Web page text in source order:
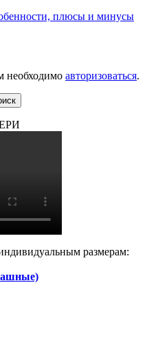
плюсы и минусы
необходимо авторизоваться.
размерам: